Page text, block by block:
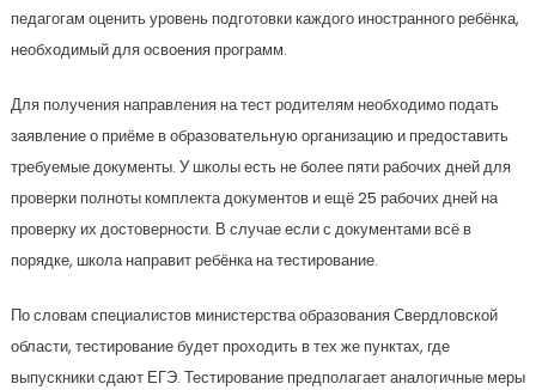
педагогам оценить уровень подготовки каждого иностранного ребёнка,
необходимый для освоения программ.
Для получения направления на тест родителям необходимо подать
заявление о приёме в образовательную организацию и предоставить
требуемые документы. У школы есть не более пяти рабочих дней для
проверки полноты комплекта документов и ещё 25 рабочих дней на
проверку их достоверности. В случае если с документами всё в
порядке, школа направит ребёнка на тестирование.
По словам специалистов министерства образования Свердловской
области, тестирование будет проходить в тех же пунктах, где
выпускники сдают ЕГЭ. Тестирование предполагает аналогичные меры